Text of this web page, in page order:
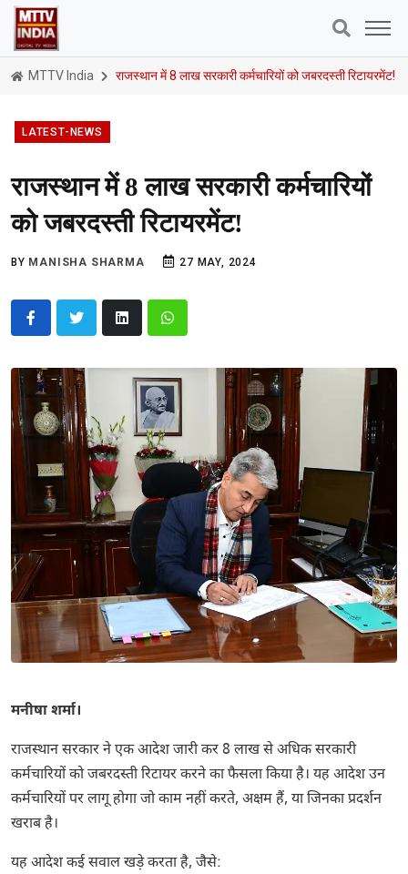
MTTV India राजस्थान में 8 लाख सरकारी कर्मचारियों को जबरदस्ती रिटायरमेंट!
LATEST-NEWS
राजस्थान में 8 लाख सरकारी कर्मचारियों
को जबरदस्ती रिटायरमेंट!
BY MANISHA SHARMA 27 MAY, 2024
मनीषा शर्मा।
राजस्थान सरकार ने एक आदेश जारी कर 8 लाख से अधिक सरकारी
कर्मचारियों को जबरदस्ती रिटायर करने का फैसला किया है। यह आदेश उन
कर्मचारियों पर लागू होगा जो काम नहीं करते, अक्षम हैं, या जिनका प्रदर्शन
खराब है।
यह आदेश कई सवाल खड़े करता है, जैसे: